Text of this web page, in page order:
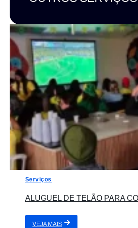
Serviços
ALUGUEL DE TELÃO PARA
VEJA MAIS